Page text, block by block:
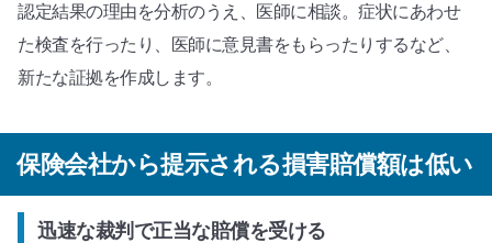
認定結果の理由を分析のうえ、医師に相談。症状にあわせ
た検査を行ったり、医師に意見書をもらったりするなど、
新たな証拠を作成します。
保険会社から提示される損害賠償額は低い
迅速な裁判で正当な賠償を受ける